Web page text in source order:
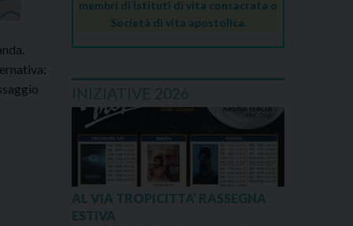
membri di Istituti di vita consacrata o
Società di vita apostolica.
INIZIATIVE 2026
AL VIA TROPICITTA’ RASSEGNA
ESTIVA